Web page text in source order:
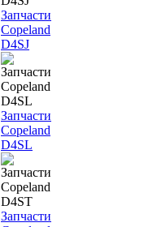
Запчасти
Copeland
D4SJ
Запчасти
Copeland
D4SL
Запчасти